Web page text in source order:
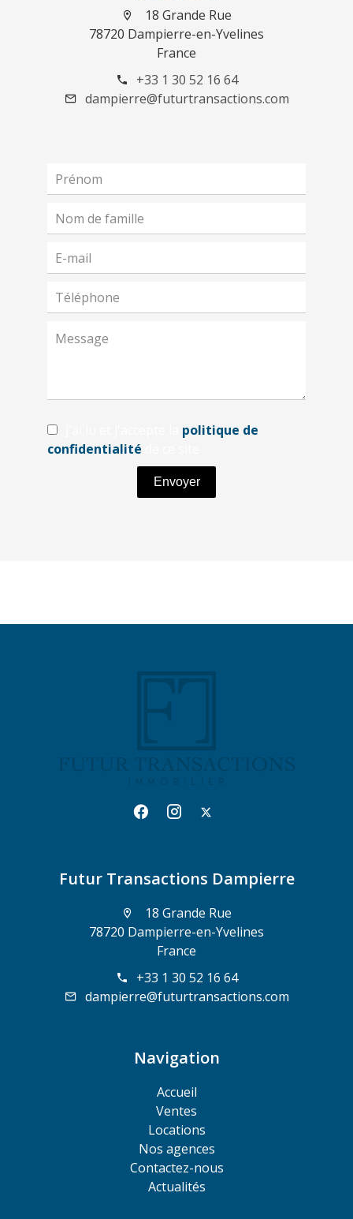
18 Grande Rue
78720 Dampierre-en-Yvelines
France
+33 1 30 52 16 64
dampierre@futurtransactions.com
politique de
confidentialité
Envoyer
Futur Transactions Dampierre
18 Grande Rue
78720 Dampierre-en-Yvelines
France
+33 1 30 52 16 64
dampierre@futurtransactions.com
Navigation
Accueil
Ventes
Locations
Nos agences
Contactez-nous
Actualités